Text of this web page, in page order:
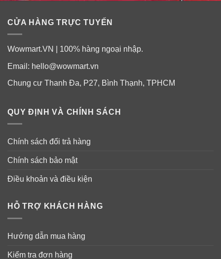
+ Hoạt động hiệu quả trên bề mặt ngoài của quần áo;
hoặc nylon.
cộng với muỗi có thể mang virus Zika, sốt xuất huyết
+ Bảo vệ hiệu quả khi đổ mồ hôi.
+ Nút bơm xịt cho phép dễ dàng thoa lên da và quần áo.
CỬA HÀNG TRỰC TUYẾN
Wowmart.VN | 100% hàng ngoại nhập.
Email: hello@wowmart.vn
Chung cư Thanh Đa, P27, Bình Thạnh, TPHCM
QUY ĐỊNH VÀ CHÍNH SÁCH
Chính sách đổi trả hàng
Chính sách bảo mật
Điều khoản và điều kiện
HỖ TRỢ KHÁCH HÀNG
Hướng dẫn mua hàng
Kiểm tra đơn hàng